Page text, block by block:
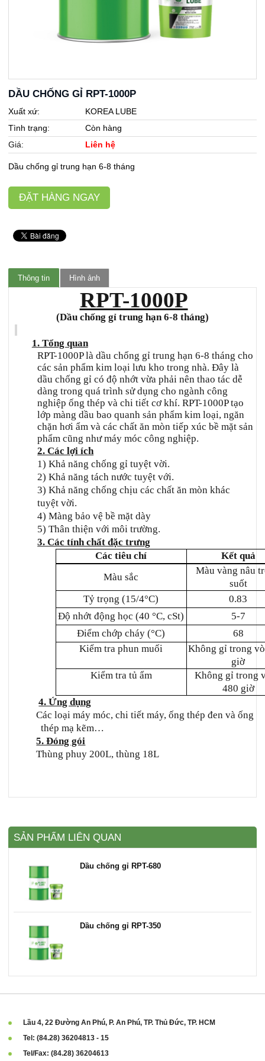
Dầu máy nén khí
Dầu máy may
Dầu định hình
Mỡ công nghiệp
Dầu tách khuôn
Các loại dầu nhớt khác
DẦU CHỐNG GỈ RPT-1000P
Xuất xứ:
KOREA LUBE
Tình trạng:
Còn hàng
Giá:
Liên hệ
Dầu chống gỉ trung hạn 6-8 tháng
ĐẶT HÀNG NGAY
Thông tin Hình ảnh
RPT-1000P
(Dầu chống gỉ trung hạn 6-8 tháng)
1. Tổng quan
RPT-1000P là dầu chống gỉ trung hạn 6-8 tháng cho
các sản phẩm kim loại lưu kho trong nhà. Đây là
dầu chống gỉ có độ nhớt vừa phải nên thao tác dễ
dàng trong quá trình sử dụng cho ngành công
nghiệp ống thép và chi tiết cơ khí. RPT-1000P tạo
lớp màng dầu bao quanh sản phẩm kim loại, ngăn
chặn hơi ẩm và các chất ăn mòn tiếp xúc bề mặt sản
phẩm cũng như máy móc công nghiệp.
2. Các lợi ích
1) Khả năng chống gỉ tuyệt vời.
2) Khả năng tách nước tuyệt với.
3) Khả năng chống chịu các chất ăn mòn khác
tuyệt vời.
4) Màng bảo vệ bề mặt dày
5) Thân thiện với môi trường.
3. Các tính chất đặc trưng
Các tiêu chí
Kết quả
Màu sắc
Màu vàng nâu
suốt
Tỷ trọng (15/4°C)
0.83
Độ nhớt động học (40 °C, cSt)
5-7
Điểm chớp cháy (°C)
68
Kiểm tra phun muối
Không gỉ trong
giờ
Kiểm tra tủ ẩm
Không gỉ trong
480 giờ
4. Ứng dụng
Các loại máy móc, chi tiết máy, ống thép đen và ống
thép mạ kẽm…
5. Đóng gói
Thùng phuy 200L, thùng 18L
SẢN PHẨM LIÊN QUAN
Dầu chống gỉ RPT-680
Dầu chống gỉ RPT-350
Lầu 4, 22 Đường An Phú, P. An Phú, TP. Thủ Đức, TP. HCM
Tel: (84.28) 36204813 - 15
Tel/Fax: (84.28) 36204613